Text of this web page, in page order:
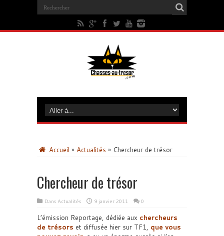
Accueil » Actualités » Chercheur de trésor
Chercheur de trésor
Dans Actualités 9 janvier 2011 0
L’émission Reportage, dédiée aux chercheurs
de trésors et diffusée hier sur TF1, que vous